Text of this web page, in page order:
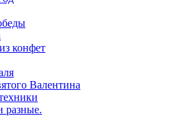
конфет
Валентина
разные.